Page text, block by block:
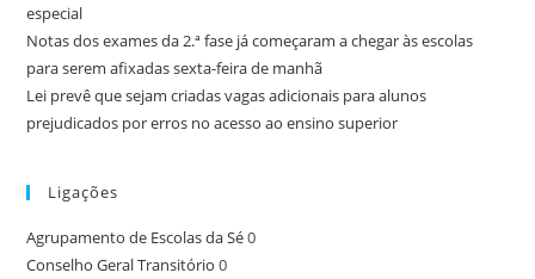
especial
Notas dos exames da 2.ª fase já começaram a chegar às escolas
para serem afixadas sexta-feira de manhã
Lei prevê que sejam criadas vagas adicionais para alunos
prejudicados por erros no acesso ao ensino superior
Ligações
Agrupamento de Escolas da Sé0
Conselho Geral Transitório 0